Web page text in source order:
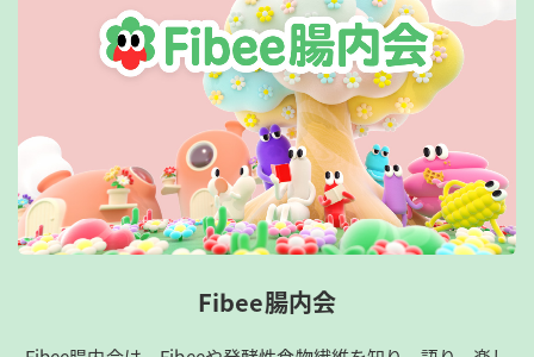
Fibee腸内会